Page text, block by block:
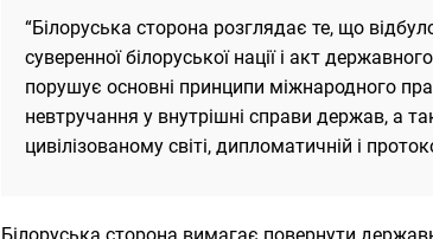
“Білоруська сторона розглядає те, що
суверенної білоруської нації і акт
порушує основні принципи міжнародного
невтручання у внутрішні справи держав, а
цивілізованому світі, дипломатичній і